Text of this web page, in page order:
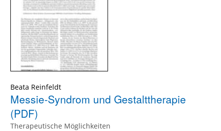
Beata Reinfeldt
Messie-Syndrom und Gestalttherapie
(PDF)
Therapeutische Möglichkeiten